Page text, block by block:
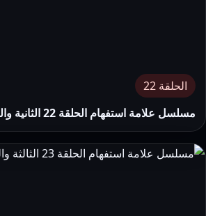
الحلقة 22
مسلسل علامة استفهام الحلقة 22 الثانية والعشرون HD